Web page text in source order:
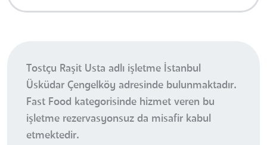
Tostçu Raşit Usta adlı işletme İstanbul
Üsküdar Çengelköy adresinde bulunmaktadır.
Fast Food kategorisinde hizmet veren bu
işletme rezervasyonsuz da misafir kabul
etmektedir.